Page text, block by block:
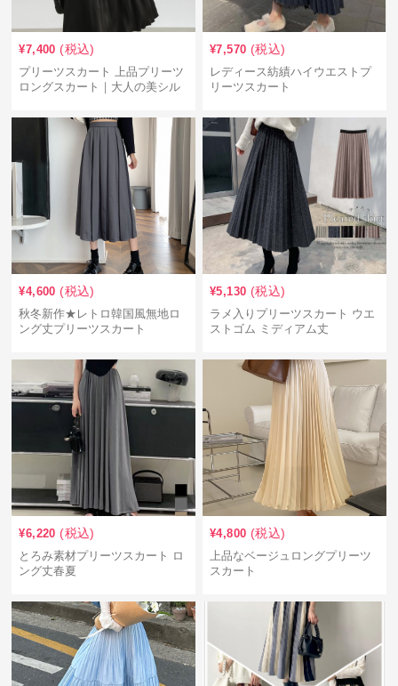
¥7,400 (税込)
プリーツスカート 上品プリーツ
ロングスカート｜大人の美シル
¥7,570 (税込)
レディース紡績ハイウエストプ
リーツスカート
¥4,600 (税込)
秋冬新作★レトロ韓国風無地ロ
ング丈プリーツスカート
¥5,130 (税込)
ラメ入りプリーツスカート ウエ
ストゴム ミディアム丈
¥6,220 (税込)
とろみ素材プリーツスカート ロ
ング丈春夏
¥4,800 (税込)
上品なベージュロングプリーツ
スカート